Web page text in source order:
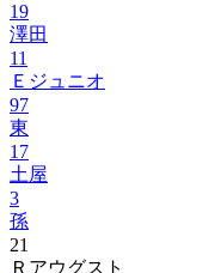
19
澤田
11
Ｅジュニオ
97
東
17
土屋
3
孫
21
Ｒアウグスト